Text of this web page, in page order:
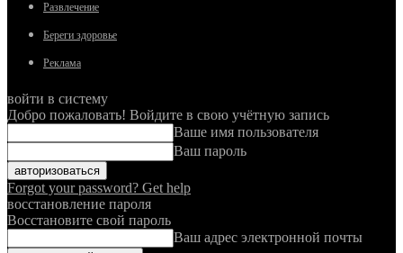
Развлечение
Береги здоровье
Реклама
войти в систему
Добро пожаловать! Войдите в свою учётную запись
Ваше имя пользователя
Ваш пароль
Forgot your password? Get help
восстановление пароля
Восстановите свой пароль
Ваш адрес электронной почты